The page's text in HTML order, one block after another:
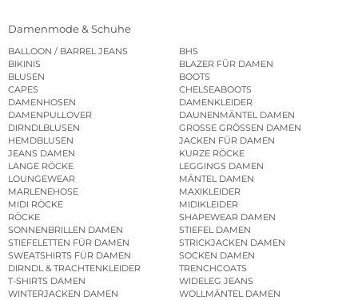
Damenmode & Schuhe
BALLOON / BARREL JEANS
BHS
BIKINIS
BLAZER FÜR DAMEN
BLUSEN
BOOTS
CAPES
CHELSEABOOTS
DAMENHOSEN
DAMENKLEIDER
DAMENPULLOVER
DAUNENMÄNTEL DAMEN
DIRNDLBLUSEN
GROSSE GRÖSSEN DAMEN
HEMDBLUSEN
JACKEN FÜR DAMEN
JEANS DAMEN
KURZE RÖCKE
LANGE RÖCKE
LEGGINGS DAMEN
LOUNGEWEAR
MÄNTEL DAMEN
MARLENEHOSE
MAXIKLEIDER
MIDI RÖCKE
MIDIKLEIDER
RÖCKE
SHAPEWEAR DAMEN
SONNENBRILLEN DAMEN
STIEFEL DAMEN
STIEFELETTEN FÜR DAMEN
STRICKJACKEN DAMEN
SWEATSHIRTS FÜR DAMEN
SOCKEN DAMEN
DIRNDL & TRACHTENKLEIDER
TRENCHCOATS
T-SHIRTS DAMEN
WIDELEG JEANS
WINTERJACKEN DAMEN
WOLLMÄNTEL DAMEN